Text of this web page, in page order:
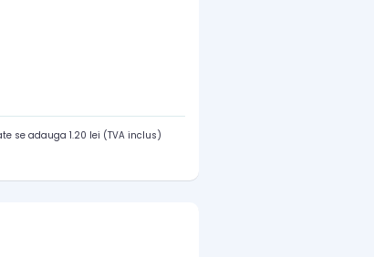
se adauga 1.20 lei (TVA inclus)